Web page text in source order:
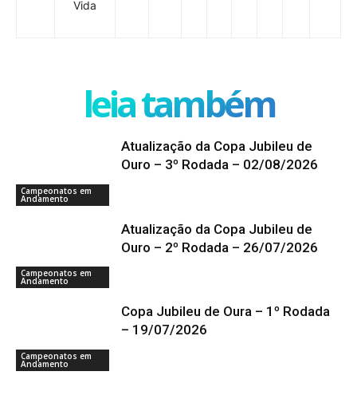
Vida
leia também
Campeonatos em
Andamento
Atualização da Copa Jubileu de
Ouro – 3º Rodada – 02/08/2026
Campeonatos em
Andamento
Atualização da Copa Jubileu de
Ouro – 2º Rodada – 26/07/2026
Campeonatos em
Andamento
Copa Jubileu de Oura – 1º Rodada
– 19/07/2026